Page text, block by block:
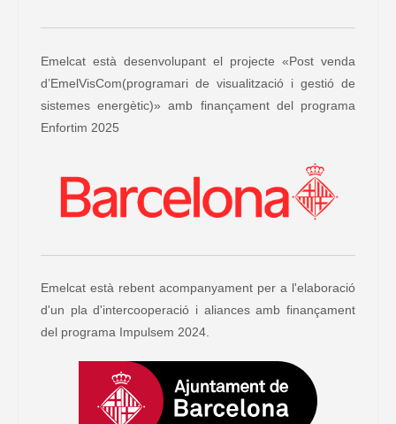
Emelcat està desenvolupant el projecte «Post venda
d’EmelVisCom(programari de visualització i gestió de
sistemes energètic)» amb finançament del programa
Enfortim 2025
Emelcat està rebent acompanyament per a l'elaboració
d'un pla d'intercooperació i aliances amb finançament
del programa Impulsem 2024.